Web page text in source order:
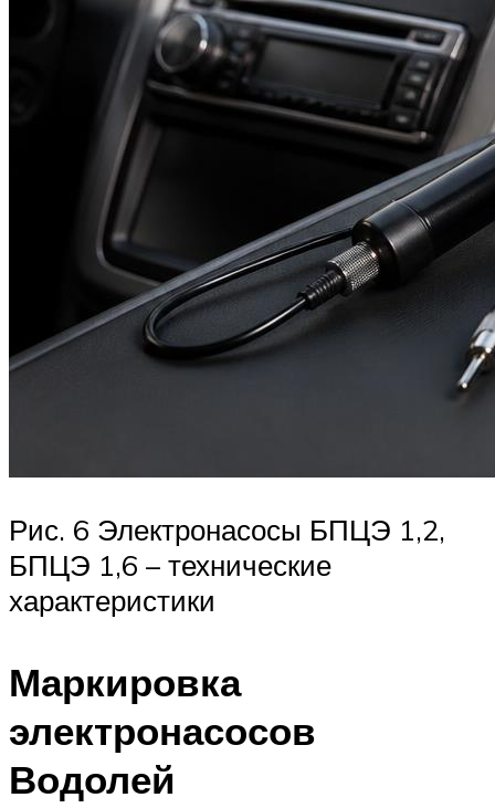
Рис. 6 Электронасосы БПЦЭ 1,2,
БПЦЭ 1,6 – технические
характеристики
Маркировка
электронасосов
Водолей